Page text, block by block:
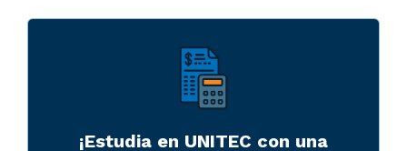
¡Estudia en UNITEC con una